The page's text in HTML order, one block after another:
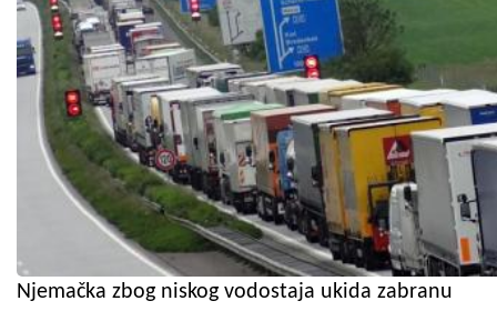
Njemačka zbog niskog vodostaja ukida zabranu